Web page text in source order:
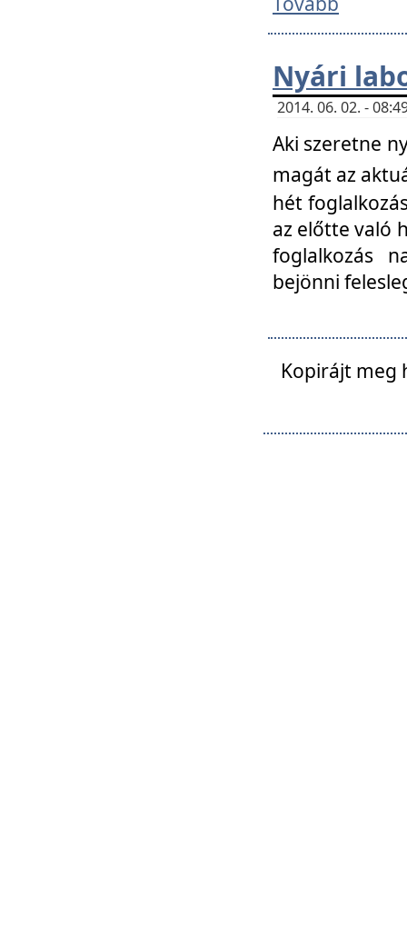
Nyári
2014. 06. 02. -
Aki szeretne
magát az
hét
az előtte való
foglalkozás
bejönni
Kopirájt meg